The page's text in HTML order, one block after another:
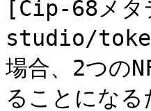
[Cip-68メ
studio/
場合、2つの
ることにな